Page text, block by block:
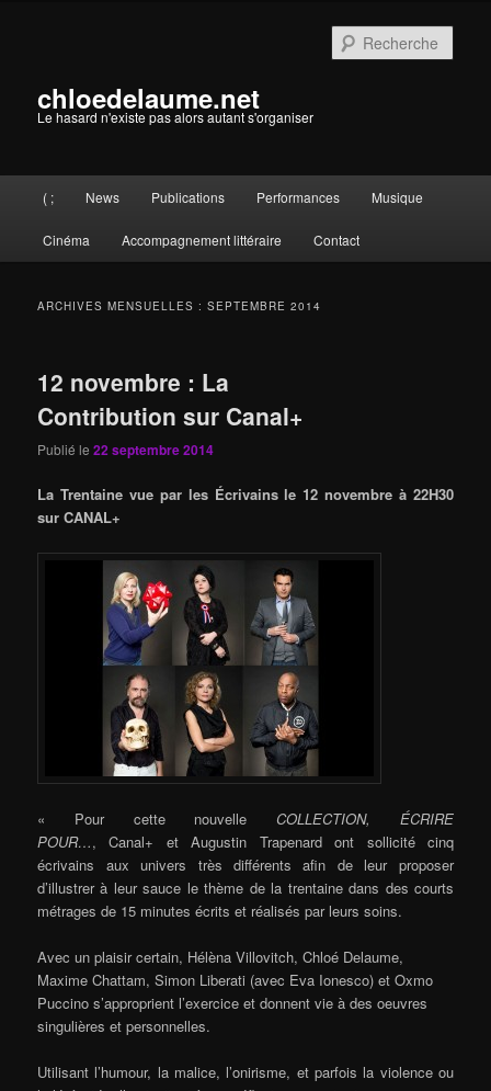
chloedelaume.net
Le hasard n'existe pas alors autant s'organiser
principal
( ; News Publications Performances Musique
Cinéma Accompagnement littéraire Contact
ARCHIVES MENSUELLES :SEPTEMBRE 2014
12 novembre : La
Contribution sur Canal+
Publié le22 septembre 2014
La Trentaine vue par les Écrivains le 12 novembre à 22H30
sur CANAL+
« Pour cette nouvelleCOLLECTION, ÉCRIRE
POUR…, Canal+ et Augustin Trapenard ont sollicité cinq
écrivains aux univers très différents afin de leur proposer
d’illustrer à leur sauce le thème de la trentaine dans des courts
métrages de 15 minutes écrits et réalisés par leurs soins.
Avec un plaisir certain, Hélèna Villovitch, Chloé Delaume,
Maxime Chattam, Simon Liberati (avec Eva Ionesco) et Oxmo
Puccino s’approprient l’exercice et donnent vie à des oeuvres
singulières et personnelles.
Utilisant l’humour, la malice, l’onirisme, et parfois la violence ou